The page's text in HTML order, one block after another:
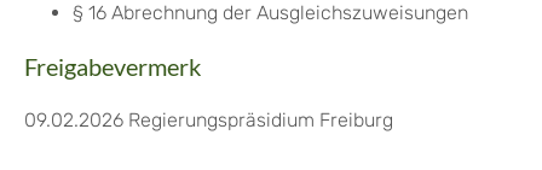
§ 16 Abrechnung der Ausgleichszuweisungen
Freigabevermerk
09.02.2026 Regierungspräsidium Freiburg